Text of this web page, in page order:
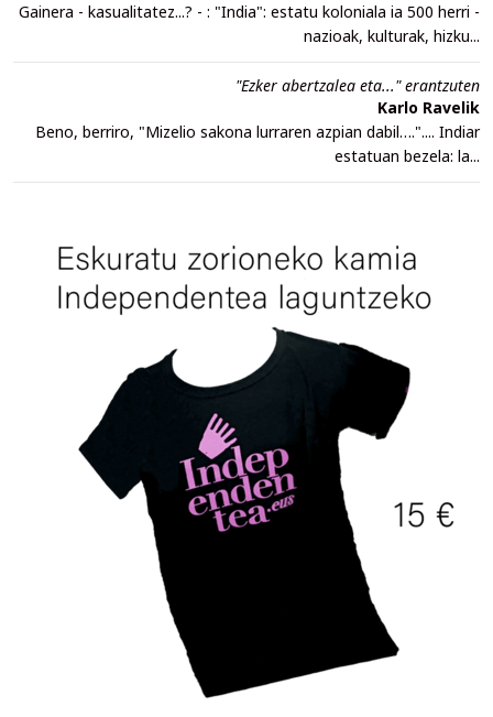
Gainera - kasualitatez...? - : "India": estatu koloniala ia 500 herri -
nazioak, kulturak, hizku...
"Ezker abertzalea eta..." erantzuten
Karlo Ravelik
Beno, berriro, "Mizelio sakona lurraren azpian dabil….".... Indiar
estatuan bezela: la...